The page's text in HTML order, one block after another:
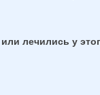
лечились у